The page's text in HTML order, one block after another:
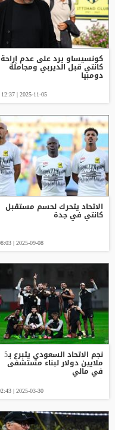
كونسيساو يرد على عدم إراحة
كانتي قبل الديربي ومجاملة
دومبيا
2025-11-05 | 12:37 ص
الاتحاد يتحرك لحسم مستقبل
كانتي في جدة
2025-09-08 | 08:03 م
نجم الاتحاد السعودي يتبرع بـ5
ملايين دولار لبناء مستشفى
في مالي
2025-03-30 | 02:43 م